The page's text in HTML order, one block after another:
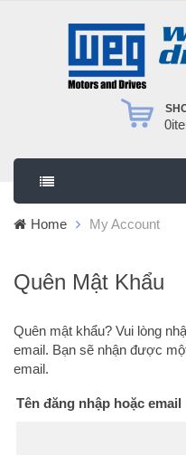
0
Home My Account
Quên Mật Khẩu
Quên mật khẩu? Vui lòng
email. Bạn sẽ nhận được
email.
Tên đăng nhập hoặc email